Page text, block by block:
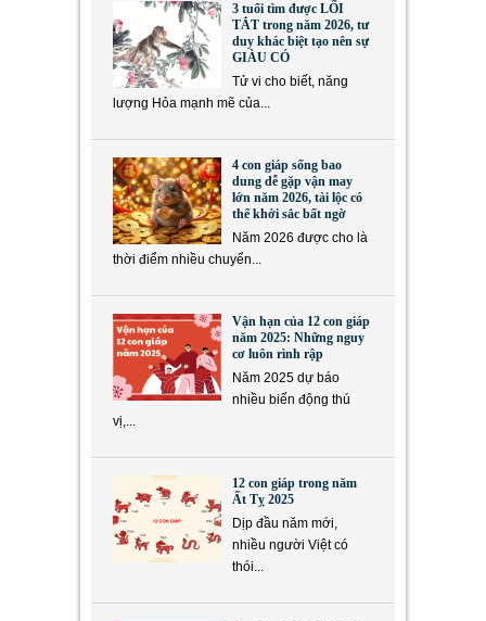
3 tuổi tìm được LỐI
TẮT trong năm 2026, tư
duy khác biệt tạo nên sự
GIÀU CÓ
Tử vi cho biết, năng
lượng Hỏa mạnh mẽ của...
4 con giáp sống bao
dung dễ gặp vận may
lớn năm 2026, tài lộc có
thể khởi sắc bất ngờ
Năm 2026 được cho là
thời điểm nhiều chuyển...
Vận hạn của 12 con giáp
năm 2025: Những nguy
cơ luôn rình rập
Năm 2025 dự báo
nhiều biến động thú
vị,...
12 con giáp trong năm
Ất Tỵ 2025
Dịp đầu năm mới,
nhiều người Việt có
thói...